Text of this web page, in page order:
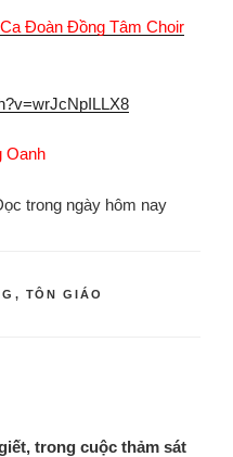
Đoàn Đồng Tâm Choir
Oanh
trong ngày hôm nay
, TÔN GIÁO
trong cuộc thảm sát